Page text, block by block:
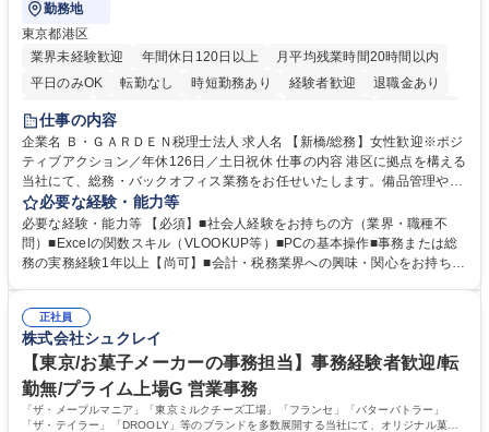
勤務地
東京都港区
業界未経験歓迎
年間休日120日以上
月平均残業時間20時間以内
平日のみOK
転勤なし 時短勤務あり 経験者歓迎
退職金あり
賞与あり
完全週休2日制
服装自由
仕事の内容
企業名 Ｂ・ＧＡＲＤＥＮ税理士法人 求人名 【新橋/総務】女性歓迎※ポジ
ティブアクション／年休126日／土日祝休 仕事の内容 港区に拠点を構える
当社にて、総務・バックオフィス業務をお任せいたします。備品管理や来
客対応から、経理サポート、社会保険手続き、さらには新たなシステム導
入の検討まで、幅広く組織を支える役割です。 ■備品発注・在庫管理、郵
送物対応、電話・来客対応 ■金融機関への外出業務（入出金管理補助）、
福利厚生・社内イベントの運営管理 ■社内ルールの整備、職場環境の改善
社内新システムの導入検討・比較検証 募集職種 【新橋/総務】女性歓迎※
ポジティブアクション／年休126日／土日祝休
必要な経験・能力等
必要な経験・能力等 【必須】■社会人経験をお持ちの方（業界・職種不
問）■Excelの関数スキル（VLOOKUP等）■PCの基本操作■事務または総
務の実務経験1年以上【尚可】■会計・税務業界への興味・関心をお持ちの
ィブアクション 学歴・資格 学歴：大学院 大学 高専 短大 専修学校 高校 語
学力： 資格：
正社員
株式会社シュクレイ
【東京/お菓子メーカーの事務担当】事務経験者歓迎/転
勤無/プライム上場G 営業事務
「ザ・メープルマニア」「東京ミルクチーズ工場」「フランセ」「バターバトラー」
「ザ・テイラー」「DROOLY」等のブランドを多数展開する当社にて、オリジナル菓子